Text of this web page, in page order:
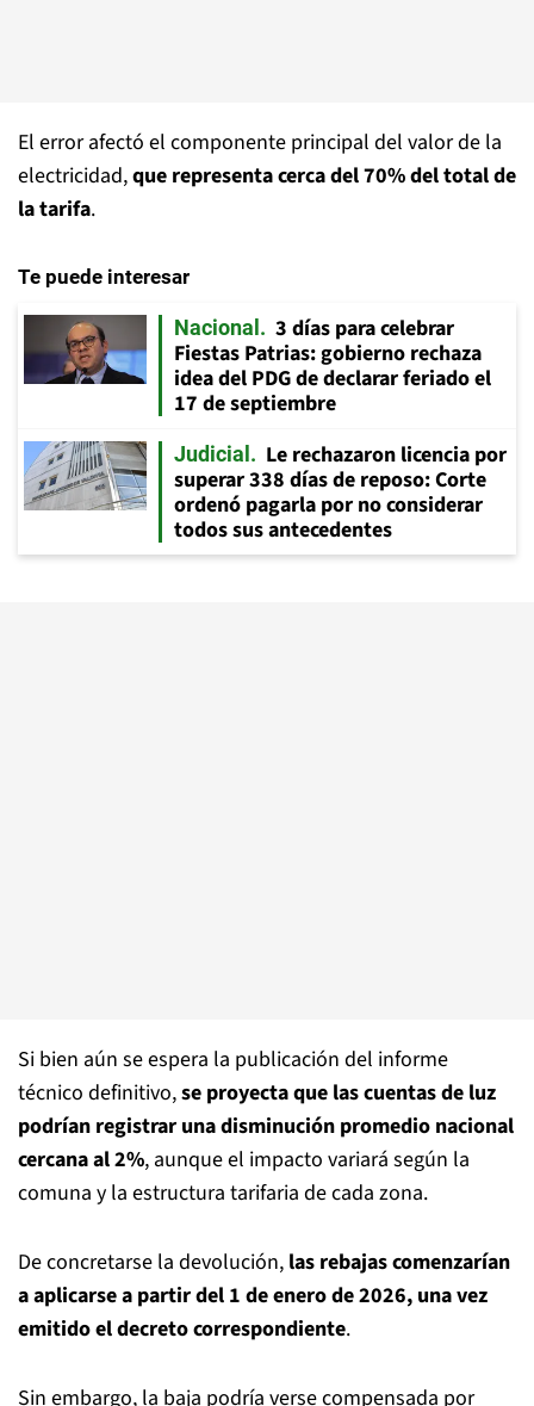
El error afectó el componente principal del valor de la
electricidad,que representa cerca del 70% del total de
la tarifa.
Te puede interesar
Nacional
3 días para celebrar
Fiestas Patrias: gobierno rechaza
idea del PDG de declarar feriado el
17 de septiembre
Judicial
Le rechazaron licencia por
superar 338 días de reposo: Corte
ordenó pagarla por no considerar
todos sus antecedentes
Si bien aún se espera la publicación del informe
técnico definitivo,se proyecta que las cuentas de luz
podrían registrar una disminución promedio nacional
cercana al 2%, aunque el impacto variará según la
comuna y la estructura tarifaria de cada zona.
De concretarse la devolución, las rebajas comenzarían
a aplicarse a partir del 1 de enero de 2026, una vez
emitido el decreto correspondiente.
Sin embargo, la baja podría verse compensada por